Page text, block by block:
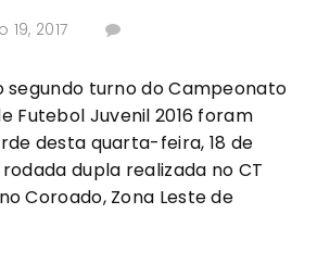
19, 2017
segundo turno do Campeonato
Futebol Juvenil 2016 foram
desta quarta-feira, 18 de
dupla realizada no CT
Coroado, Zona Leste de